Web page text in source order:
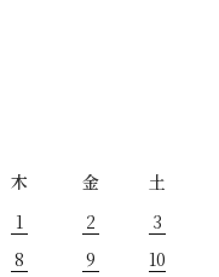
木 金
土
1
2
3
8 9
10